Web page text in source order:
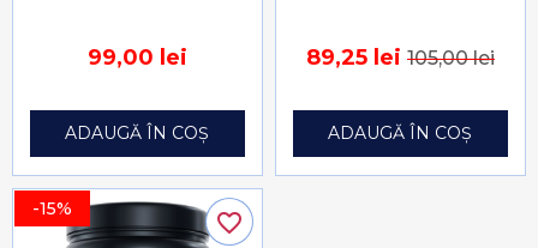
99,00 lei
ADAUGĂ ÎN COȘ
89,25 lei 105,00 lei
ADAUGĂ ÎN COȘ
-15% favorite_border